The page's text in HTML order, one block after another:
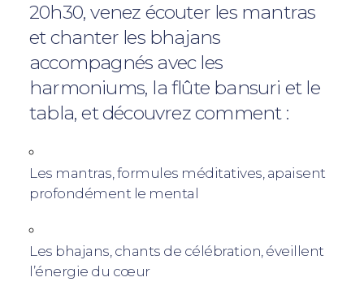
20h30, venez écouter les mantras
et chanter les bhajans
accompagnés avec les
harmoniums, la flûte bansuri et le
tabla, et découvrez comment :
Les mantras, formules méditatives, apaisent
profondément le mental
Les bhajans, chants de célébration, éveillent
l’énergie du cœur